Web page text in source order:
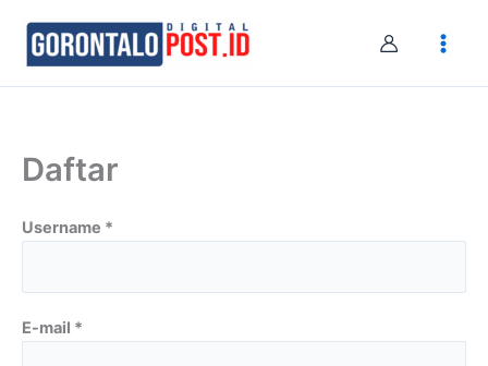
content
Daftar
Username *
E-mail *